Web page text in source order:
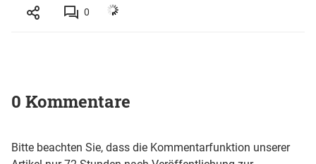
0
0 Kommentare
Bitte beachten Sie, dass die Kommentarfunktion unserer